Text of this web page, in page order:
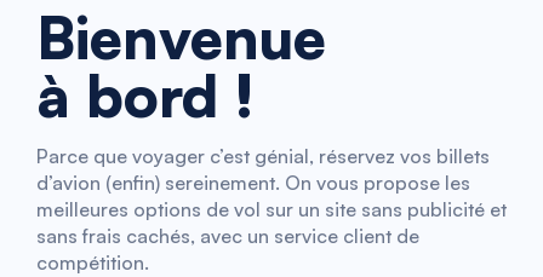
Bienvenue
à bord !
Parce que voyager c’est génial, réservez vos billets
d’avion (enfin) sereinement. On vous propose les
meilleures options de vol sur un site sans publicité et
sans frais cachés, avec un service client de
compétition.